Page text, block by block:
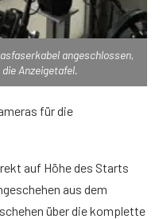
angeschlossen,
Anzeigetafel.
für die
auf Höhe des Starts
aus dem
über die komplette